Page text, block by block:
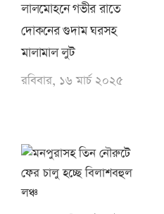
লালমোহনে গভীর রাতে
দোকনের গুদাম ঘরসহ
মালামাল লুট
রবিবার, ১৬ মার্চ ২০২৫